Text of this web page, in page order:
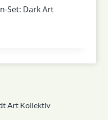
Set: Dark Art
Art Kollektiv